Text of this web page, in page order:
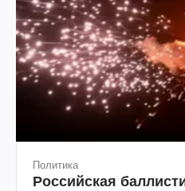
Политика
Российская